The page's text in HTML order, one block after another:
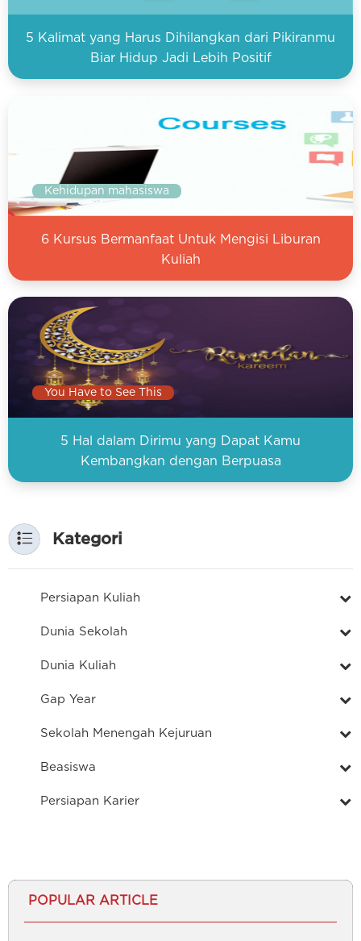
5 Kalimat yang Harus Dihilangkan dari Pikiranmu
Biar Hidup Jadi Lebih Positif
Kehidupan mahasiswa
6 Kursus Bermanfaat Untuk Mengisi Liburan
Kuliah
You Have to See This
5 Hal dalam Dirimu yang Dapat Kamu
Kembangkan dengan Berpuasa
Kategori
Persiapan Kuliah
Dunia Sekolah
Dunia Kuliah
Gap Year
Sekolah Menengah Kejuruan
Beasiswa
Persiapan Karier
POPULAR ARTICLE